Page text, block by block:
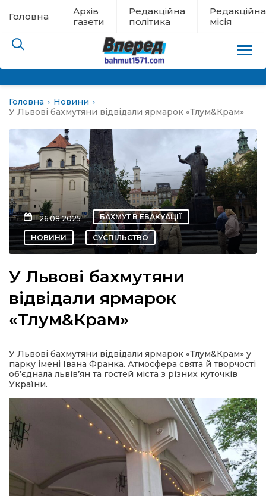
Головна
Архів
газети
Редакційна
політика
Редакційна
місія
евакуації
новини
політика
місія
Головна
Новини
У Львові бахмутяни відвідали ярмарок «Тлум&Крам»
26.08.2025 БАХМУТ В ЕВАКУАЦІЇ
НОВИНИ СУСПІЛЬСТВО
У Львові бахмутяни
відвідали ярмарок
«Тлум&Крам»
У Львові бахмутяни відвідали ярмарок «Тлум&Крам» у
парку імені Івана Франка. Атмосфера свята й творчості
об’єднала львів’ян та гостей міста з різних куточків
України.